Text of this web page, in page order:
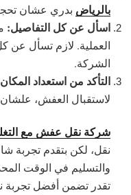
بالرياض بدري عشان
اسأل عن كل التفاصيل:
العملية. لازم تسأل عن
الشركة.
التأكد من استعداد
لاستقبال العفش،
شركة نقل عفش مع
نقل، لكن بتقدم تجربة
والتسليم في الوقت
تقدر تضمن أفضل تجربة